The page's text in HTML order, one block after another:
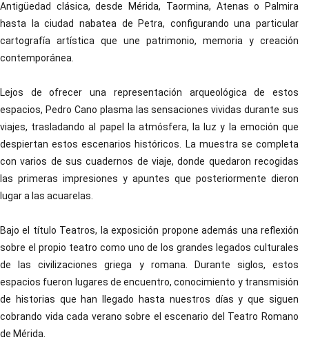
Antigüedad clásica, desde Mérida, Taormina, Atenas o Palmira
hasta la ciudad nabatea de Petra, configurando una particular
cartografía artística que une patrimonio, memoria y creación
contemporánea.
Lejos de ofrecer una representación arqueológica de estos
espacios, Pedro Cano plasma las sensaciones vividas durante sus
viajes, trasladando al papel la atmósfera, la luz y la emoción que
despiertan estos escenarios históricos. La muestra se completa
con varios de sus cuadernos de viaje, donde quedaron recogidas
las primeras impresiones y apuntes que posteriormente dieron
lugar a las acuarelas.
Bajo el título Teatros, la exposición propone además una reflexión
sobre el propio teatro como uno de los grandes legados culturales
de las civilizaciones griega y romana. Durante siglos, estos
espacios fueron lugares de encuentro, conocimiento y transmisión
de historias que han llegado hasta nuestros días y que siguen
cobrando vida cada verano sobre el escenario del Teatro Romano
de Mérida.